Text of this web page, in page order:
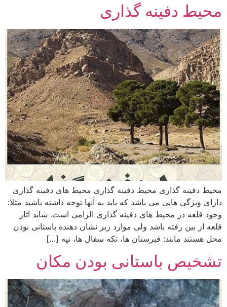
محیط دفینه گذاری
محیط دفینه گذاری محیط دفینه گذاری محیط های دفینه گذاری
دارای ویژگی هایی می باشد که باید به آنها توجه داشته باشید مثلا:
وجود قلعه در محیط های دفینه گذاری الزامی است. شاید آثار
قلعه از بین رفته باشد ولی موارد زیر نشان دهنده باستانی بودن
محل هستند مانند: قبرستان ها، تکه سفال ها، تپه […]
تشخیص باستانی بودن مکان